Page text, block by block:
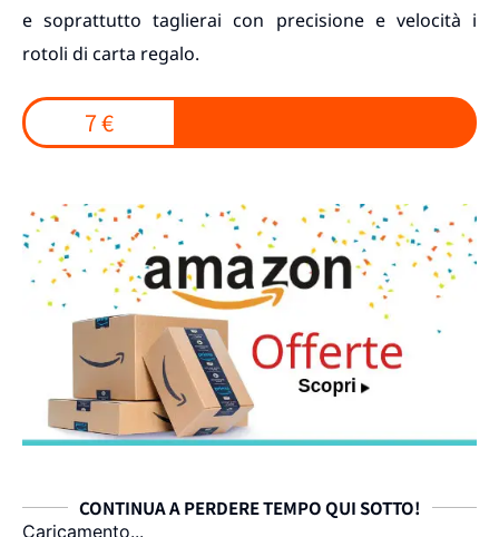
e soprattutto taglierai con precisione e velocità i
rotoli di carta regalo.
7 €
CONTINUA A PERDERE TEMPO QUI SOTTO!
Caricamento...